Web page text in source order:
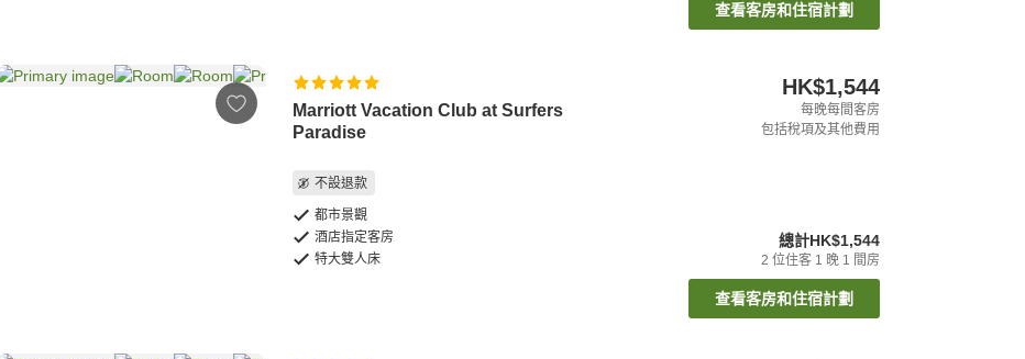
查看客房和住宿計劃
Marriott Vacation Club at Surfers
Paradise
不設退款
都市景觀
酒店指定客房
特大雙人床
HK$1,544
每晚每間客房
包括稅項及其他費用
總計HK$1,544
2 位住客 1 晚 1 間房
查看客房和住宿計劃